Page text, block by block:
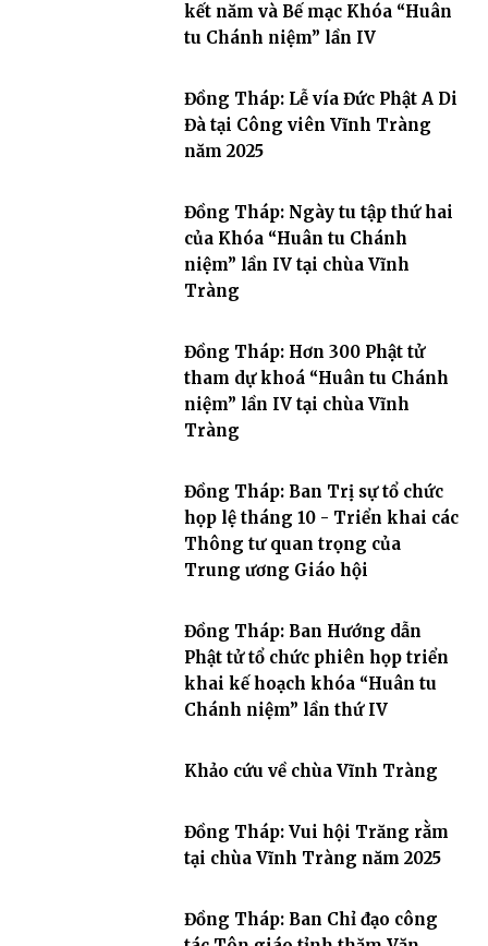
kết năm và Bế mạc Khóa “Huân
tu Chánh niệm” lần IV
Đồng Tháp: Lễ vía Đức Phật A Di
Đà tại Công viên Vĩnh Tràng
năm 2025
Đồng Tháp: Ngày tu tập thứ hai
của Khóa “Huân tu Chánh
niệm” lần IV tại chùa Vĩnh
Tràng
Đồng Tháp: Hơn 300 Phật tử
tham dự khoá “Huân tu Chánh
niệm” lần IV tại chùa Vĩnh
Tràng
Đồng Tháp: Ban Trị sự tổ chức
họp lệ tháng 10 - Triển khai các
Thông tư quan trọng của
Trung ương Giáo hội
Đồng Tháp: Ban Hướng dẫn
Phật tử tổ chức phiên họp triển
khai kế hoạch khóa “Huân tu
Chánh niệm” lần thứ IV
Khảo cứu về chùa Vĩnh Tràng
Đồng Tháp: Vui hội Trăng rằm
tại chùa Vĩnh Tràng năm 2025
Đồng Tháp: Ban Chỉ đạo công